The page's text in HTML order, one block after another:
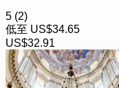
5 (2)
低至 US$34.65
US$32.91